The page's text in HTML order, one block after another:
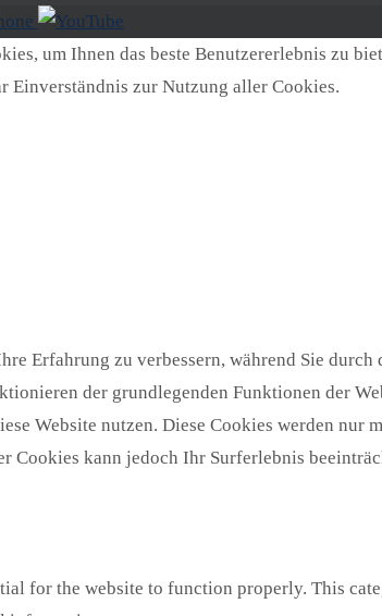
um Ihnen das beste Benutzererlebnis zu
zur Nutzung aller Cookies.
Erfahrung zu verbessern, während Sie
der grundlegenden Funktionen der
Website nutzen. Diese Cookies werden
Cookies kann jedoch Ihr Surferlebnis
for the website to function properly. This